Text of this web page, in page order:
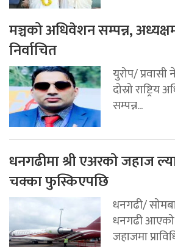
मञ्चको अधिवेशन सम्पन्न,
निर्वाचित
युरोप/ प्रवासी
दोस्रो
सम्पन्न...
धनगढीमा श्री एअरको जहाज
चक्का फुस्किएपछि
धनगढी/
धनगढी आएको
जहाजमा